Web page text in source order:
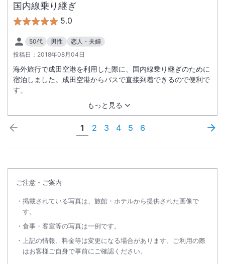
国内線乗り継ぎ
5.0
50代 男性
恋人・夫婦
投稿日： 2018年08月04日
もっと見る
海外旅行で成田空港を利用した際に、国内線乗り継ぎのために
宿泊しました。成田空港からバスで直接到着できるので便利で
す。
1 2 3 4 5 6
ご注意・ご案内
掲載されている写真は、旅館・ホテルから提供された画像で
す。
食事・客室等の写真は一例です。
上記の情報、料金等は変更になる場合があります。ご利用の際
はお客様ご自身で事前にご確認ください。